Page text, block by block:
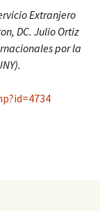
Extranjero
DC. Julio Ortiz
por la